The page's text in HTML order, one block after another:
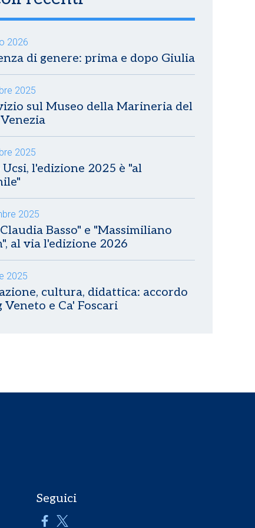
2026
di genere: prima e dopo Giulia
2025
sul Museo della Marineria del
2025
l'edizione 2025 è "al
2025
Basso" e "Massimiliano
al via l'edizione 2026
2025
cultura, didattica: accordo
Veneto e Ca' Foscari
Seguici